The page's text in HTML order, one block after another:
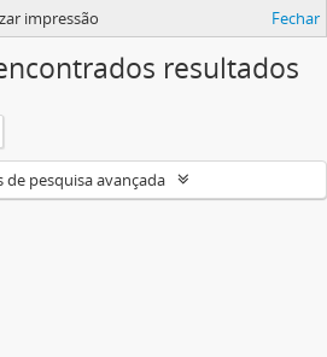
impressão Fechar
resultados
de pesquisa avançada